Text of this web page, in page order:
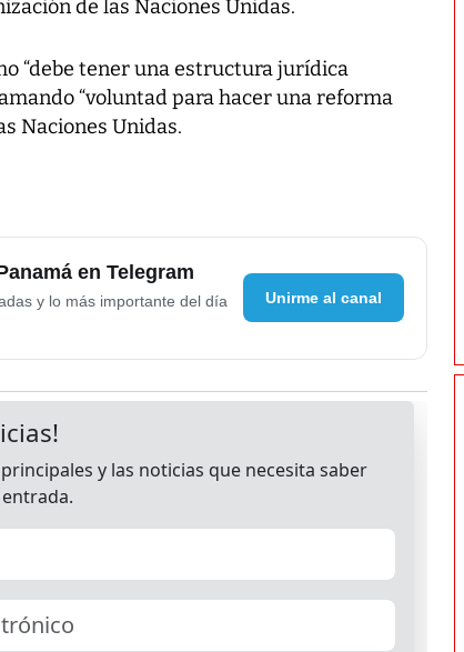
de las Naciones Unidas.
“debe tener una estructura jurídica
“voluntad para hacer una reforma
Naciones Unidas.
en Telegram
y lo más importante del día
Unirme al canal